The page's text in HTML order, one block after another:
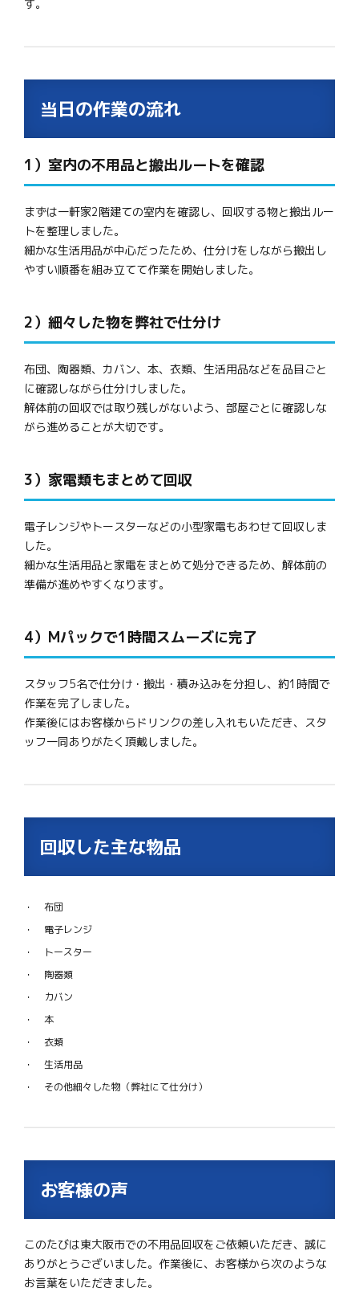
す。
当日の作業の流れ
1）室内の不用品と搬出ルートを確認
まずは一軒家2階建ての室内を確認し、回収する物と搬出ルー
トを整理しました。
細かな生活用品が中心だったため、仕分けをしながら搬出し
やすい順番を組み立てて作業を開始しました。
2）細々した物を弊社で仕分け
布団、陶器類、カバン、本、衣類、生活用品などを品目ごと
に確認しながら仕分けしました。
解体前の回収では取り残しがないよう、部屋ごとに確認しな
がら進めることが大切です。
3）家電類もまとめて回収
電子レンジやトースターなどの小型家電もあわせて回収しま
した。
細かな生活用品と家電をまとめて処分できるため、解体前の
準備が進めやすくなります。
4）Mパックで1時間スムーズに完了
スタッフ5名で仕分け・搬出・積み込みを分担し、約1時間で
作業を完了しました。
作業後にはお客様からドリンクの差し入れもいただき、スタ
ッフ一同ありがたく頂戴しました。
回収した主な物品
布団
電子レンジ
トースター
陶器類
カバン
本
衣類
生活用品
その他細々した物（弊社にて仕分け）
お客様の声
このたびは東大阪市での不用品回収をご依頼いただき、誠に
ありがとうございました。作業後に、お客様から次のような
お言葉をいただきました。